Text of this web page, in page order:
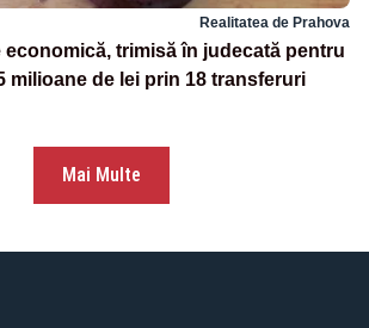
Realitatea de Prahova
economică, trimisă în judecată pentru
milioane de lei prin 18 transferuri
Mai Multe